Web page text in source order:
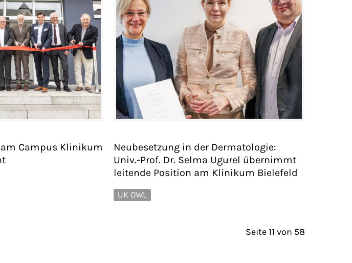
Campus Klinikum
Neubesetzung in der Dermatologie:
Univ.-Prof. Dr. Selma Ugurel übernimmt
leitende Position am Klinikum Bielefeld
UK OWL
Seite 11 von 58